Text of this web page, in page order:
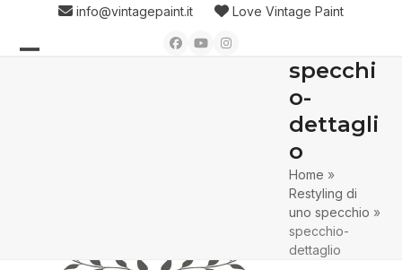
content
info@vintagepaint.it Love Vintage Paint
Facebook
YouTubeInstagram
specchi
o-
dettagli
o
Home »
Restyling di
uno specchio »
specchio-
dettaglio